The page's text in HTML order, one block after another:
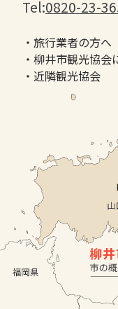
Tel:0820-23-
・旅行業者の方へ
・柳井市観光協会
・近隣観光協会